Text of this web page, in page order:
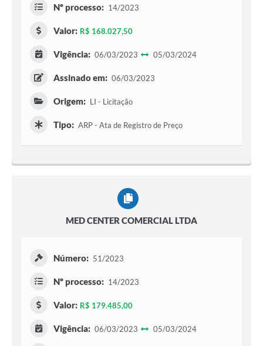
Nº processo: 14/2023
Valor: R$ 168.027,50
Vigência: 06/03/2023 05/03/2024
Assinado em: 06/03/2023
Origem: LI - Licitação
Tipo: ARP - Ata de Registro de Preço
MED CENTER COMERCIAL LTDA
Número: 51/2023
Nº processo: 14/2023
Valor: R$ 179.485,00
Vigência: 06/03/2023 05/03/2024